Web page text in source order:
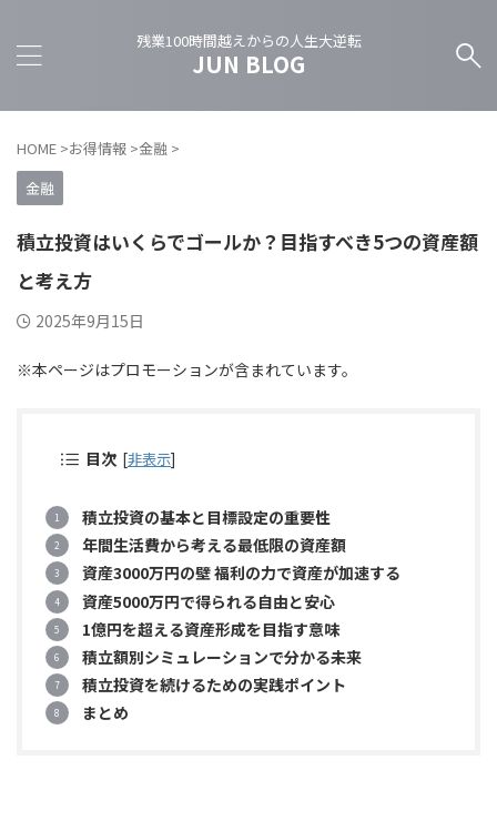
残業100時間越えからの人生大逆転
JUN BLOG
HOME >お得情報 >金融 >
金融
積立投資はいくらでゴールか？目指すべき5つの資産額
と考え方
2025年9月15日
※本ページはプロモーションが含まれています。
目次 [非表示]
積立投資の基本と目標設定の重要性
年間生活費から考える最低限の資産額
資産3000万円の壁 福利の力で資産が加速する
資産5000万円で得られる自由と安心
1億円を超える資産形成を目指す意味
積立額別シミュレーションで分かる未来
積立投資を続けるための実践ポイント
まとめ